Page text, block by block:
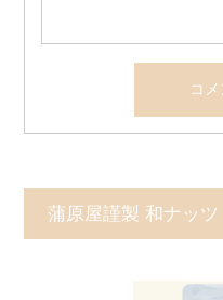
蒲原屋謹製 和ナッツ